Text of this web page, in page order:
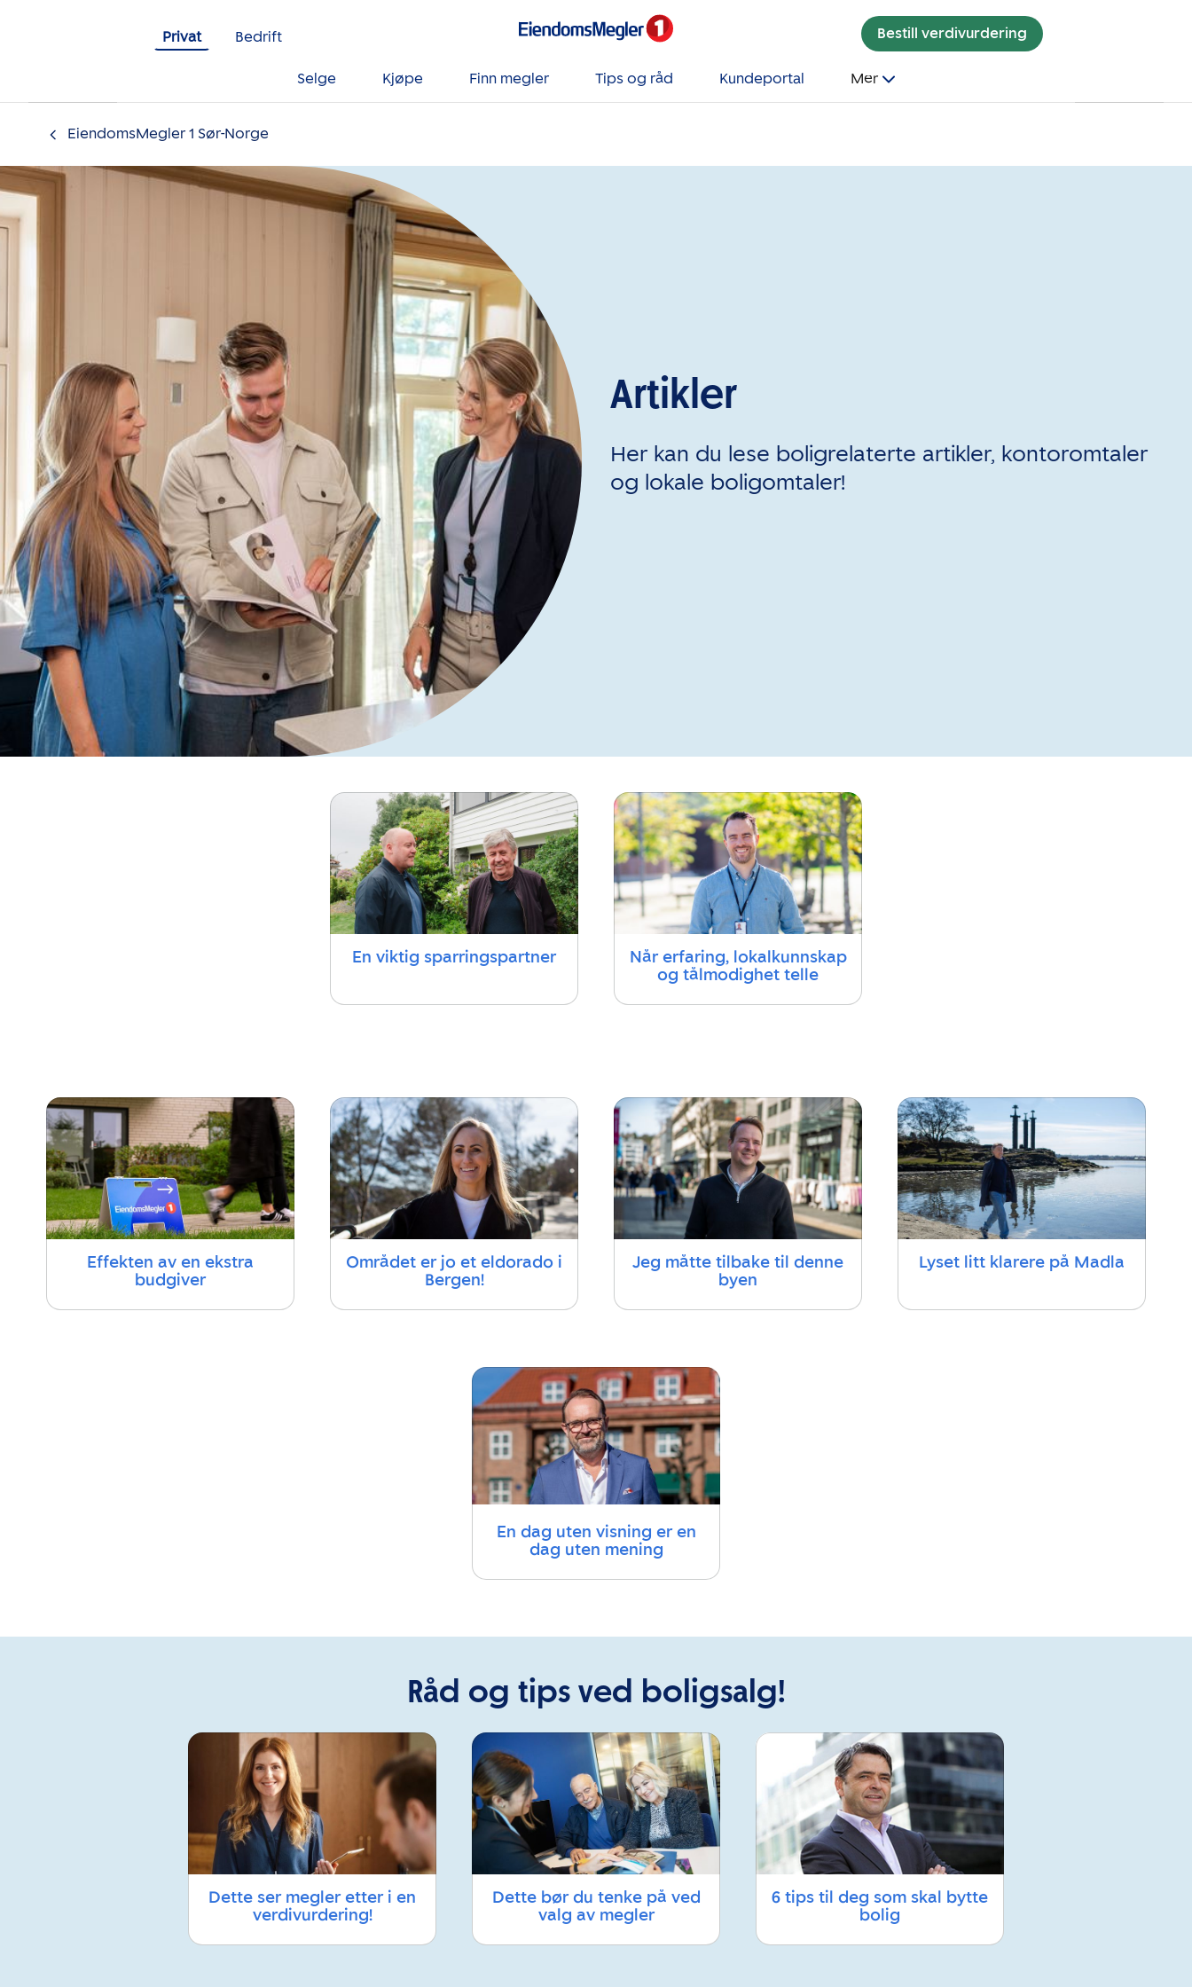
Privat
Bedrift Bestill verdivurdering
Selge Kjøpe Finn megler Tips og råd Kundeportal Mer
EiendomsMegler 1 Sør-Norge
Artikler
Her kan du lese boligrelaterte artikler, kontoromtaler
og lokale boligomtaler!
En viktig sparringspartner
Når erfaring, lokalkunnskap
og tålmodighet telle
Effekten av en ekstra
budgiver
Området er jo et eldorado i
Bergen!
Jeg måtte tilbake til denne
byen
Lyset litt klarere på Madla
En dag uten visning er en
dag uten mening
Råd og tips ved boligsalg!
Dette ser megler etter i en
verdivurdering!
Dette bør du tenke på ved
valg av megler
6 tips til deg som skal bytte
bolig